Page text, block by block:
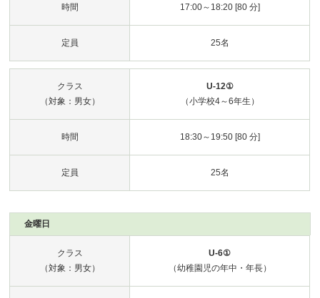
時間 17:00～18:20 [80 分]
定員 25名
クラス
（対象：男女）
U-12①
（小学校4～6年生）
時間 18:30～19:50 [80 分]
定員 25名
金曜日
クラス
（対象：男女）
U-6①
（幼稚園児の年中・年長）